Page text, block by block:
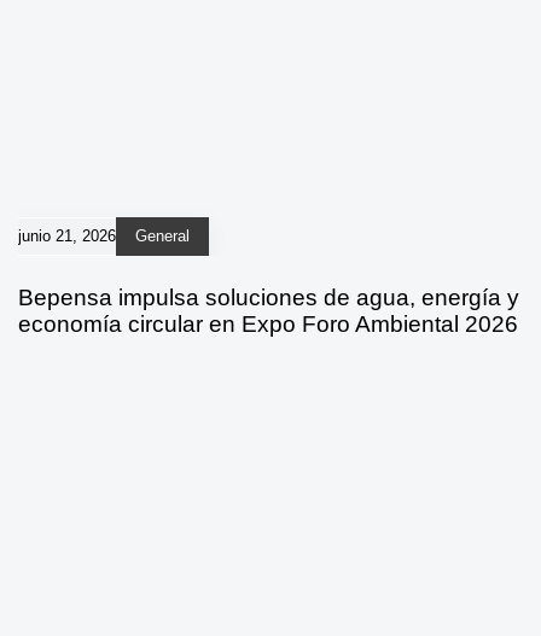
junio 21, 2026 General
Bepensa impulsa soluciones de agua, energía y
economía circular en Expo Foro Ambiental 2026